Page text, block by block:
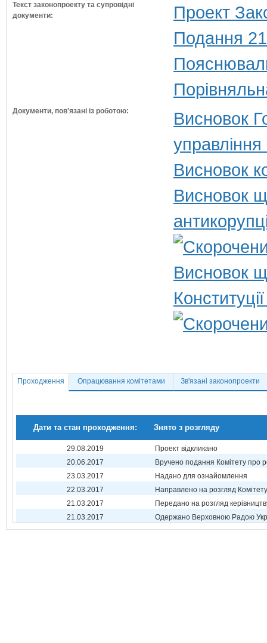
Текст законопроекту та супровідні
документи:
Проект
Подання
Документи, пов'язані із роботою:
Висновок
Висновок
Висновок
Висновок
Проходження Опрацювання комітетами Зв'язані законопроекти
Дати та стан проходження: Знято з розгляду
29.08.2019
Проект відкликано
20.06.2017
Вручено подання Комітету про
23.03.2017
Надано для ознайомлення
22.03.2017
Направлено на розгляд Комітету
21.03.2017
Передано на розгляд
21.03.2017
Одержано Верховною Радою